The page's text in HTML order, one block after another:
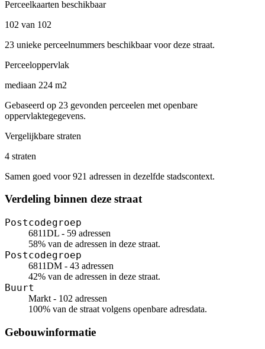
Perceelkaarten beschikbaar
102 van 102
23 unieke perceelnummers beschikbaar voor deze straat.
Perceeloppervlak
mediaan 224 m2
Gebaseerd op 23 gevonden perceelen met openbare
oppervlaktegegevens.
Vergelijkbare straten
4 straten
Samen goed voor 921 adressen in dezelfde stadscontext.
Verdeling binnen deze straat
Postcodegroep
6811DL - 59 adressen
58% van de adressen in deze straat.
Postcodegroep
6811DM - 43 adressen
42% van de adressen in deze straat.
Buurt
Markt - 102 adressen
100% van de straat volgens openbare adresdata.
Gebouwinformatie